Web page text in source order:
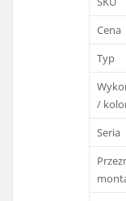
Cena
Typ
/
Seria